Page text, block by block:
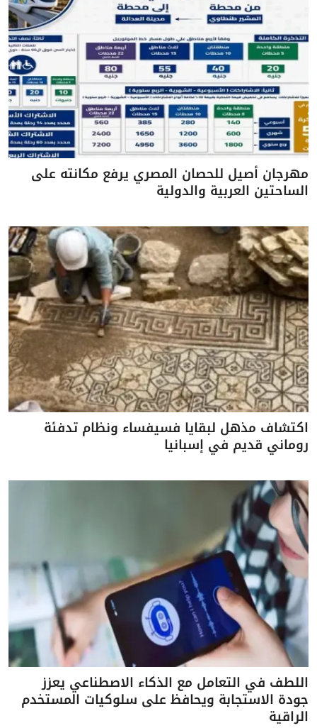
مهرجان أصيل للحصان المصري يرفع مكانته على
الساحتين العربية والدولية
اكتشاف مذهل لبقايا فسيفساء ونظام تدفئة
روماني قديم في إسبانيا
اللطف في التعامل مع الذكاء الاصطناعي يعزز
جودة الاستجابة ويحافظ على سلوكيات المستخدم
الراقية